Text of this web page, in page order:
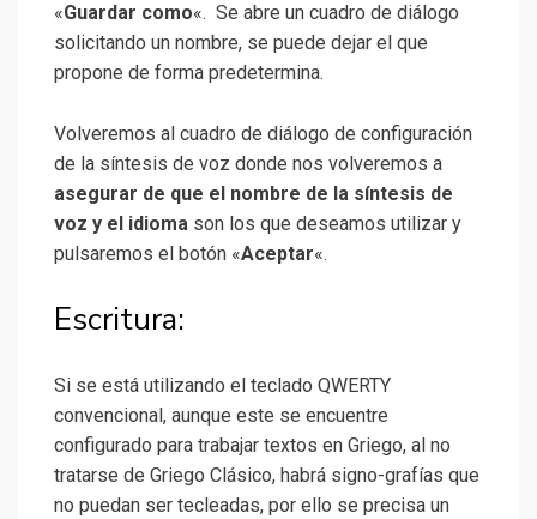
«Guardar como«. Se abre un cuadro de diálogo
solicitando un nombre, se puede dejar el que
propone de forma predetermina.
Volveremos al cuadro de diálogo de configuración
de la síntesis de voz donde nos volveremos a
asegurar de que el nombre de la síntesis de
voz y el idioma son los que deseamos utilizar y
pulsaremos el botón «Aceptar«.
Escritura:
Si se está utilizando el teclado QWERTY
convencional, aunque este se encuentre
configurado para trabajar textos en Griego, al no
tratarse de Griego Clásico, habrá signo-grafías que
no puedan ser tecleadas, por ello se precisa un